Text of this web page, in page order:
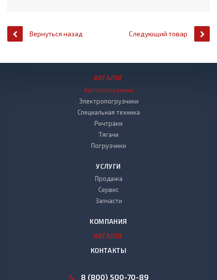
Вернуться назад Следующий товар
КАТАЛОГ
Автопогрузчики
Электропогрузчики
Специальная техника
Ричтраки
Тягачи
Погрузчики
УСЛУГИ
Продажа
Сервис
Запчасти
КОМПАНИЯ
КАТАЛОГ
КОНТАКТЫ
8 (800) 500-70-89